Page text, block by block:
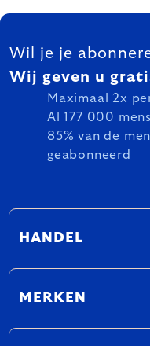
FOOTER
Wil je je
Wij geven u
Maximaal 2x
Al 177 000
85% van de
geabonneerd
HANDEL
MERKEN